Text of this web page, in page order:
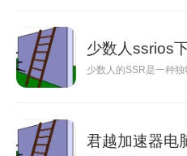
少数人ssrios
少数人的SSR是一种
君越加速器电